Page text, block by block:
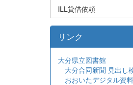
ILL貸借依頼
リンク
大分県立図書館
大分合同新聞 見出し
おおいたデジタル資